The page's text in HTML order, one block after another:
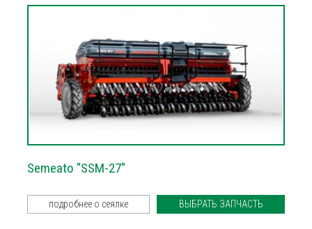
Semeato "SSM-27"
подробнее о сеялке ВЫБРАТЬ ЗАПЧАСТЬ